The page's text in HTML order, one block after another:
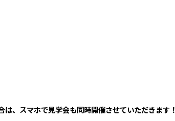
、スマホで見学会も同時開催させていただきます！